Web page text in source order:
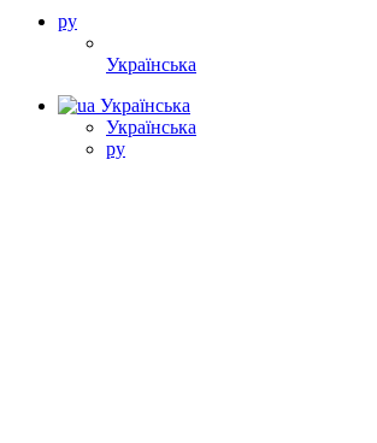
ру
Українська
Українська
Українська
ру